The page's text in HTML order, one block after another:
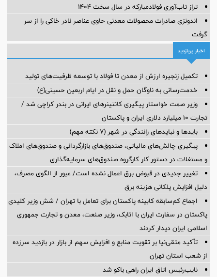
تراز تاب‌آوری فولادمبارکه در سال سخت ۱۴۰۴
اندونزی صادرات محصولات معدنی حاوی عناصر نادر خاکی را از سر
گرفت
اخبار پربازدید
تکمیل زنجیره ارزش از معدن تا فولاد با توسعه ظرفیت‌های تولید
خدمت‌رسانی به ناوگان حمل و نقل در ایام اربعین حسینی(ع)
وزیر صمت خواستار پیگیری کانتینرهای ایرانی در بندر کراچی شد /
تجارت ۱۰ میلیارد دلاری ایران و پاکستان
بایدها و نبایدهای رانندگی در شهر (۷ نکته مهم)
پیگیری چالش‌های مالیاتی، صندوق‌های بازارگردانی و صندوق‌های املاک
و مستغلات در دستور کار کارگروه صندوق‌های سرمایه‌گذاری
تغییر جدیدی در قبوض برق اعمال نشده است/ عبور از الگوی مصرف،
دلیل افزایش پلکانی هزینه برق
اجماع کم‌سابقه کابینه پاکستان برای تعامل با تهران / شش وزیر کلیدی
پاکستان در سفارت ایران با اتابک، وزیر صنعت، معدن و تجارت جمهوری
اسلامی ایران دیدار کردند
تأکید متقی‌نیا بر تقویت منابع و افزایش سهم از بازار در بازدید سرزده
از شعب استان تهران
نایب‌رئیس اتاق ایران راهی باکو شد